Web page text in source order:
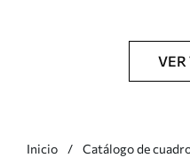
VER
Inicio Catálogo de